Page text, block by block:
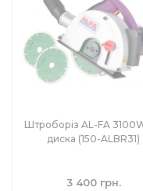
Штроборіз AL-FA
диска (150-ALBR31)
3 400 грн.